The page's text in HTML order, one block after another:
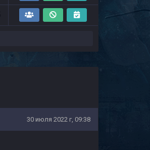
30 июля 2022 г, 09:38